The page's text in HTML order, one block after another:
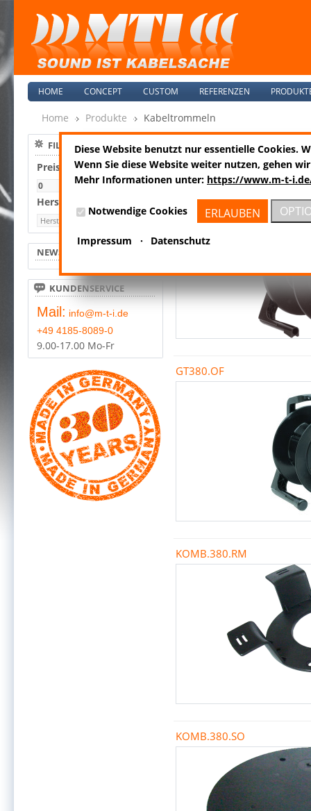
HOME CONCEPT CUSTOM REFERENZEN
Home Produkte Kabeltrommeln
Kabeltrommeln
Artikel 1 bis 10 von 29
GT310.OF
GT380.OF
KOMB.380.RM
KOMB.380.SO
FILTERN NACH
Preis
-
Hersteller
NEWS
KUNDENSERVICE
Mail: info@m-t-i.de
+49 4185-8089-0
9.00-17.00 Mo-Fr
Diese Website benutzt nur essentielle Cookies.
Wenn Sie diese Website weiter nutzen, gehen
Mehr Informationen unter: https://www.m-t-
Notwendige Cookies ERLAUBEN
Impressum · Datenschutz